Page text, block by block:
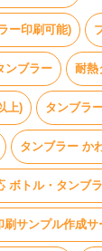
ー印刷可能)
ンブラー 耐熱
上) タンブラ
タンブラー か
ボトル・タンブ
刷サンプル作成